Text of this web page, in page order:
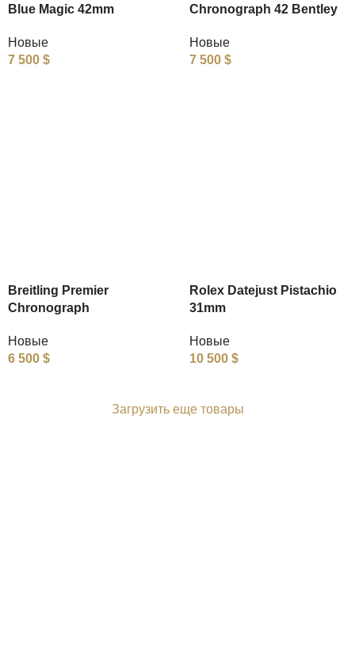
Blue Magic 42mm
Новые
7 500 $
Chronograph 42 Bentley
Новые
7 500 $
Breitling Premier
Chronograph
Новые
6 500 $
Rolex Datejust Pistachio
31mm
Новые
10 500 $
Загрузить еще товары